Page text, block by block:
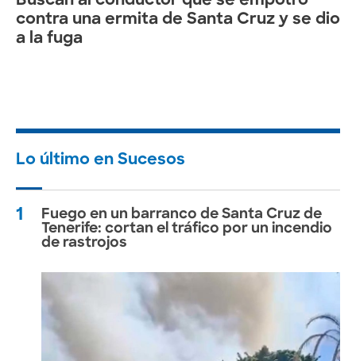
contra una ermita de Santa Cruz y se dio
a la fuga
Lo último en Sucesos
1
Fuego en un barranco de Santa Cruz de
Tenerife: cortan el tráfico por un incendio
de rastrojos